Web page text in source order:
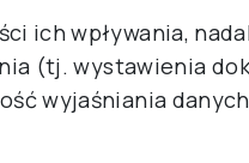
ich wpływania,
(tj. wystawienia
wyjaśniania